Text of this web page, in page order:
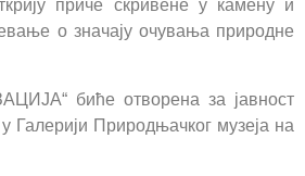
приче скривене у камену и
о значају очувања природне
биће отворена за јавност
Галерији Природњачког музеја на